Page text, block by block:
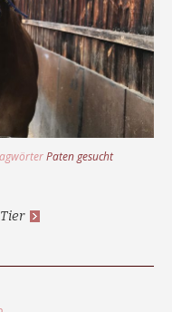
Paten gesucht